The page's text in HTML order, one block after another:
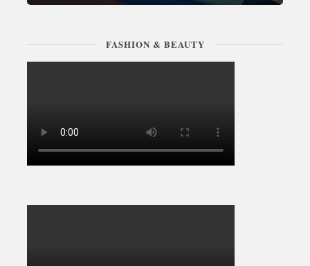
FASHION & BEAUTY